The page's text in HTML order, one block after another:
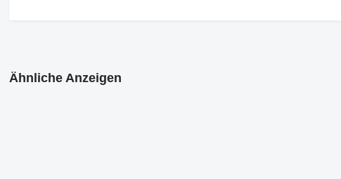
Ähnliche Anzeigen